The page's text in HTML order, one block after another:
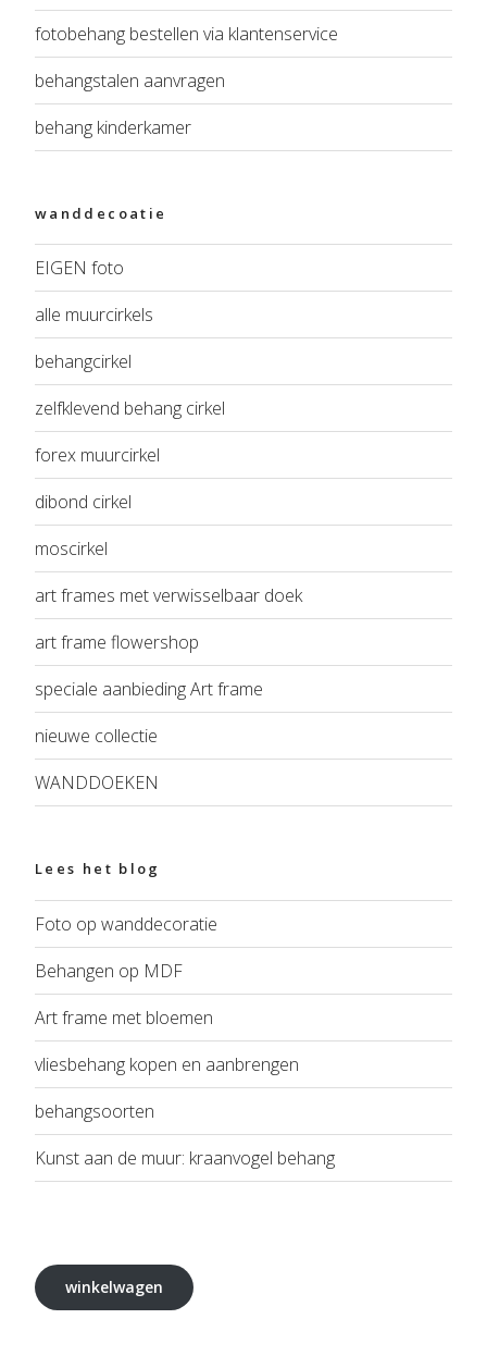
fotobehang bestellen via klantenservice
behangstalen aanvragen
behang kinderkamer
wanddecoatie
EIGEN foto
alle muurcirkels
behangcirkel
zelfklevend behang cirkel
forex muurcirkel
dibond cirkel
moscirkel
art frames met verwisselbaar doek
art frame flowershop
speciale aanbieding Art frame
nieuwe collectie
WANDDOEKEN
Lees het blog
Foto op wanddecoratie
Behangen op MDF
Art frame met bloemen
vliesbehang kopen en aanbrengen
behangsoorten
Kunst aan de muur: kraanvogel behang
winkelwagen